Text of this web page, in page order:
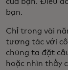
của bạn. Điều
bạn.
Chỉ trong vài
tương tác với
chúng ta đặt
hoặc nhìn thấy